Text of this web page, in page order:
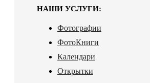
НАШИ УСЛУГИ:
Фотографии
ФотоКниги
Календари
Открытки